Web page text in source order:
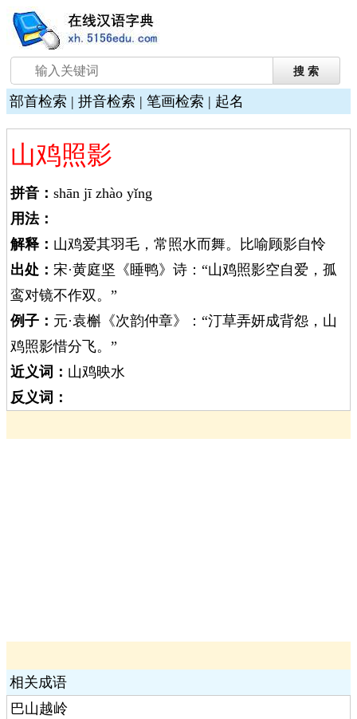
部首检索 | 拼音检索 | 笔画检索 | 起名
山鸡照影
拼音： shān jī zhào yǐng
用法：
解释： 山鸡爱其羽毛，常照水而舞。比喻顾影自怜
出处： 宋·黄庭坚《睡鸭》诗：“山鸡照影空自爱，孤
鸾对镜不作双。”
例子： 元·袁槲《次韵仲章》：“汀草弄妍成背怨，山
鸡照影惜分飞。”
近义词： 山鸡映水
反义词：
相关成语
巴山越岭